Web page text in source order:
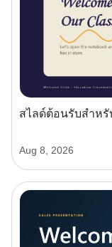
สไลด์ต้อนรับสำห
Aug 8, 2026